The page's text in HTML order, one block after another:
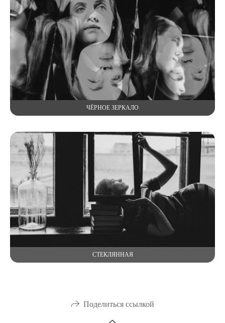
ЧЁРНОЕ ЗЕРКАЛО
СТЕКЛЯННАЯ
Поделиться ссылкой